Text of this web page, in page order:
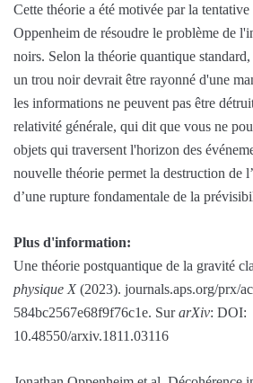
Cette théorie a été motivée par la
Oppenheim de résoudre le problème de
noirs. Selon la théorie quantique
un trou noir devrait être rayonné d'une
les informations ne peuvent pas être
relativité générale, qui dit que vous ne
objets qui traversent l'horizon des
nouvelle théorie permet la destruction de
d’une rupture fondamentale de la
Plus d'information:
Une théorie postquantique de la gravité
physique X (2023). journals.aps.org/prx/
584bc2567e68f9f76c1e. SurarXiv: DOI:
10.48550/arxiv.1811.03116